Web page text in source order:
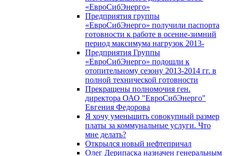
«ЕвроСибЭнерго»
Предприятия группы
«ЕвроСибЭнерго» получили паспорта
готовности к работе в осенне-зимний
период максимума нагрузок 2013-
Предприятия Группы
«ЕвроСибЭнерго» подошли к
отопительному сезону 2013-2014 гг. в
полной технической готовности
Прекращены полномочия ген.
директора ОАО "ЕвроСибЭнерго"
Евгения Федорова
Я хочу уменьшить совокупный размер
платы за коммунальные услуги. Что
мне делать?
Открылся новый нефтепричал
Олег Дерипаска назначен генеральным